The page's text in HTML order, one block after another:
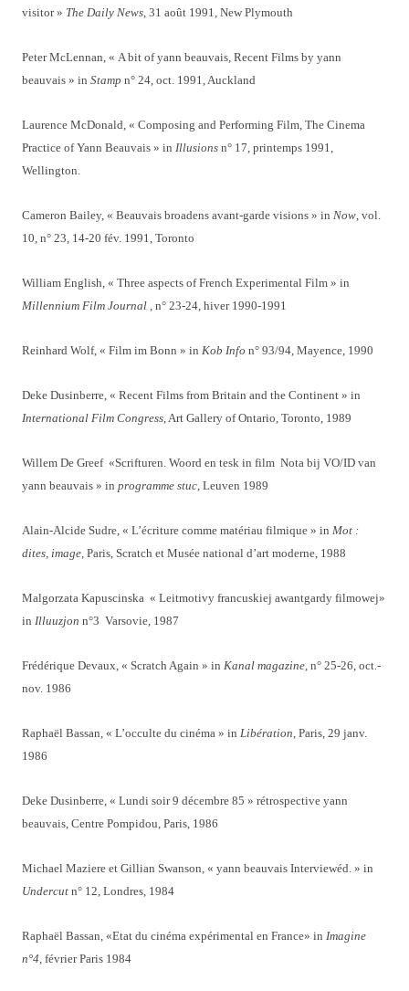
visitor » The Daily News, 31 août 1991, New Plymouth
Peter McLennan, « A bit of yann beauvais, Recent Films by yann
beauvais » in Stamp n° 24, oct. 1991, Auckland
Laurence McDonald, « Composing and Performing Film, The Cinema
Practice of Yann Beauvais » in Illusions n° 17, printemps 1991,
Wellington.
Cameron Bailey, « Beauvais broadens avant-garde visions » in Now, vol.
10, n° 23, 14-20 fév. 1991, Toronto
William English, « Three aspects of French Experimental Film » in
Millennium Film Journal , n° 23-24, hiver 1990-1991
Reinhard Wolf, « Film im Bonn » in Kob Info n° 93/94, Mayence, 1990
Deke Dusinberre, « Recent Films from Britain and the Continent » in
International Film Congress, Art Gallery of Ontario, Toronto, 1989
Willem De Greef «Scrifturen. Woord en tesk in film Nota bij VO/ID van
yann beauvais » in programme stuc, Leuven 1989
Alain-Alcide Sudre, « L’écriture comme matériau filmique » in Mot :
dites, image, Paris, Scratch et Musée national d’art moderne, 1988
Malgorzata Kapuscinska « Leitmotivy francuskiej awantgardy filmowej»
in Illuuzjon n°3 Varsovie, 1987
Frédérique Devaux, « Scratch Again » in Kanal magazine, n° 25-26, oct.-
nov. 1986
Raphaël Bassan, « L’occulte du cinéma » in Libération, Paris, 29 janv.
1986
Deke Dusinberre, « Lundi soir 9 décembre 85 » rétrospective yann
beauvais, Centre Pompidou, Paris, 1986
Michael Maziere et Gillian Swanson, « yann beauvais Interviewéd. » in
Undercut n° 12, Londres, 1984
Raphaël Bassan, «Etat du cinéma expérimental en France» in Imagine
n°4, février Paris 1984